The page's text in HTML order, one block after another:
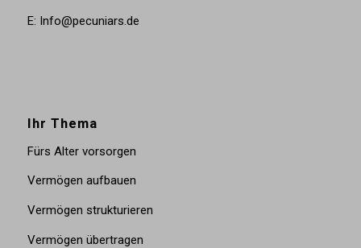
E: Info@pecuniars.de
Ihr Thema
Fürs Alter vorsorgen
Vermögen aufbauen
Vermögen strukturieren
Vermögen übertragen